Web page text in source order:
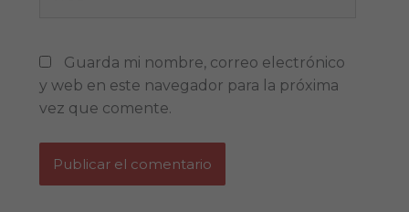
Guarda mi nombre, correo electrónico
y web en este navegador para la próxima
vez que comente.